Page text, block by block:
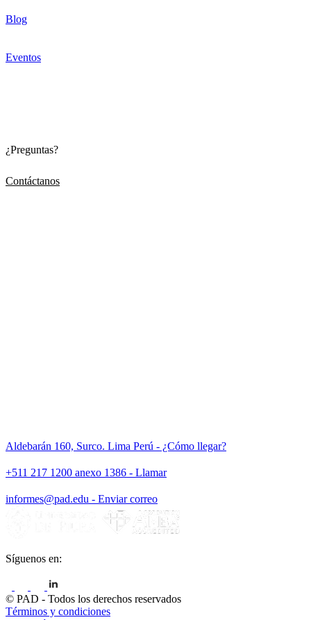
Blog
Eventos
¿Preguntas?
Contáctanos
Aldebarán 160, Surco. Lima Perú - ¿Cómo llegar?
+511 217 1200 anexo 1386 - Llamar
informes@pad.edu - Enviar correo
Síguenos en:
© PAD - Todos los derechos reservados
Términos y condiciones